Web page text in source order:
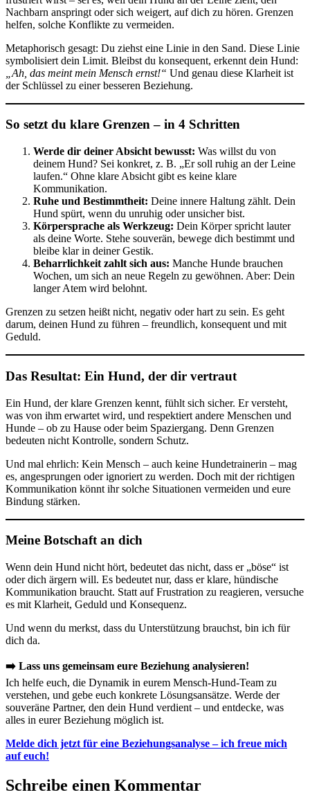
Nachbarn anspringt oder sich weigert, auf dich zu hören. Grenzen
helfen, solche Konflikte zu vermeiden.
Metaphorisch gesagt: Du ziehst eine Linie in den Sand. Diese Linie
symbolisiert dein Limit. Bleibst du konsequent, erkennt dein Hund:
„Ah, das meint mein Mensch ernst!“ Und genau diese Klarheit ist
der Schlüssel zu einer besseren Beziehung.
So setzt du klare Grenzen – in 4 Schritten
Werde dir deiner Absicht bewusst: Was willst du von
deinem Hund? Sei konkret, z. B. „Er soll ruhig an der Leine
laufen.“ Ohne klare Absicht gibt es keine klare
Kommunikation.
Ruhe und Bestimmtheit: Deine innere Haltung zählt. Dein
Hund spürt, wenn du unruhig oder unsicher bist.
Körpersprache als Werkzeug: Dein Körper spricht lauter
als deine Worte. Stehe souverän, bewege dich bestimmt und
bleibe klar in deiner Gestik.
Beharrlichkeit zahlt sich aus: Manche Hunde brauchen
Wochen, um sich an neue Regeln zu gewöhnen. Aber: Dein
langer Atem wird belohnt.
Grenzen zu setzen heißt nicht, negativ oder hart zu sein. Es geht
darum, deinen Hund zu führen – freundlich, konsequent und mit
Geduld.
Das Resultat: Ein Hund, der dir vertraut
Ein Hund, der klare Grenzen kennt, fühlt sich sicher. Er versteht,
was von ihm erwartet wird, und respektiert andere Menschen und
Hunde – ob zu Hause oder beim Spaziergang. Denn Grenzen
bedeuten nicht Kontrolle, sondern Schutz.
Und mal ehrlich: Kein Mensch – auch keine Hundetrainerin – mag
es, angesprungen oder ignoriert zu werden. Doch mit der richtigen
Kommunikation könnt ihr solche Situationen vermeiden und eure
Bindung stärken.
Meine Botschaft an dich
Wenn dein Hund nicht hört, bedeutet das nicht, dass er „böse“ ist
oder dich ärgern will. Es bedeutet nur, dass er klare, hündische
Kommunikation braucht. Statt auf Frustration zu reagieren, versuche
es mit Klarheit, Geduld und Konsequenz.
Und wenn du merkst, dass du Unterstützung brauchst, bin ich für
dich da.
➡️ Lass uns gemeinsam eure Beziehung analysieren!
Ich helfe euch, die Dynamik in eurem Mensch-Hund-Team zu
verstehen, und gebe euch konkrete Lösungsansätze. Werde der
souveräne Partner, den dein Hund verdient – und entdecke, was
alles in eurer Beziehung möglich ist.
Melde dich jetzt für eine Beziehungsanalyse – ich freue mich
auf euch!
Schreibe einen Kommentar